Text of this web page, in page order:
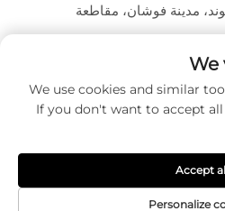
مدينة فوشان، مقاطعة
محفوظة -
We
We use cookies and similar
If you don't want to accept
Personalize
Accept